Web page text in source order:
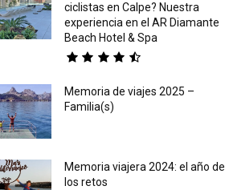
ciclistas en Calpe? Nuestra
experiencia en el AR Diamante
Beach Hotel & Spa
Memoria de viajes 2025 –
Familia(s)
Memoria viajera 2024: el año de
los retos